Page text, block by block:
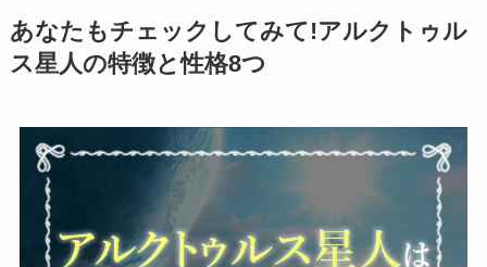
あなたもチェックしてみて!アルクトゥル
ス星人の特徴と性格8つ